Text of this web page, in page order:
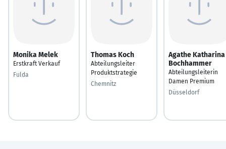
Monika Melek
Erstkraft Verkauf
Fulda
Thomas Koch
Abteilungsleiter
Produktstrategie
Chemnitz
Agathe Katharina
Bochhammer
Abteilungsleiterin
Damen Premium
Düsseldorf